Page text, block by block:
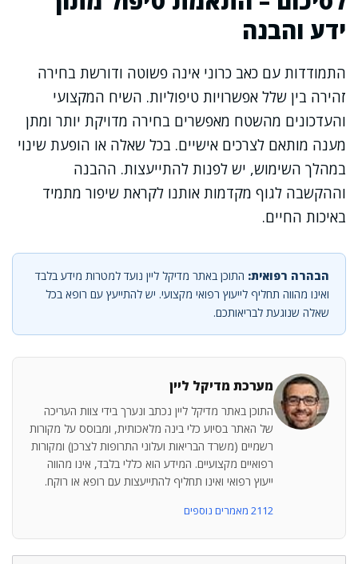
ידע והבנה
התמודדות עם כאב כרוני אינה פשוטה ודורשת בחירה
זהירה בין שלל אפשרויות טיפוליות. השיח המקצועי
והעדכונים מהשטח מאפשרים בחירה מדויקת יותר ומתן
מענה מותאם לצרכים אישיים. בכל שאלה או הופעת שינוי
במהלך השימוש, יש לפנות להתייעצות. ההבנה
וההקשבה לגוף מקדמות אותנו לקראת שיפור מתמיד
באיכות החיים.
הבהרה רפואית: התוכן באתר מדיקל ליין נועד למטרות מידע בלבד
ואינו מהווה תחליף לייעוץ רפואי מקצועי. יש להתייעץ עם רופא בכל
שאלה שנוגעת לבריאותכם.
מערכת מדיקל ליין
התוכן באתר מדיקל ליין נכתב ונערך בידי צוות העריכה
של האתר בסיוע כלי בינה מלאכותית, ומבוסס על מקורות
רשמיים (משרד הבריאות ועלוני התרופות לצרכן) ומקורות
רפואיים מקצועיים. המידע הוא כללי בלבד, אינו מהווה
ייעוץ רפואי ואינו תחליף להתייעצות עם רופא או רוקח.
2112 מאמרים נוספים